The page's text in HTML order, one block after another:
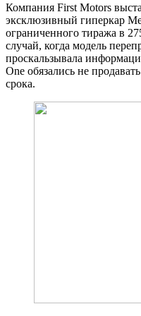
Компания First Motors
эксклюзивный гиперкар
ограниченного тиража в
случай, когда модель
проскальзывала
One обязались не
срока.